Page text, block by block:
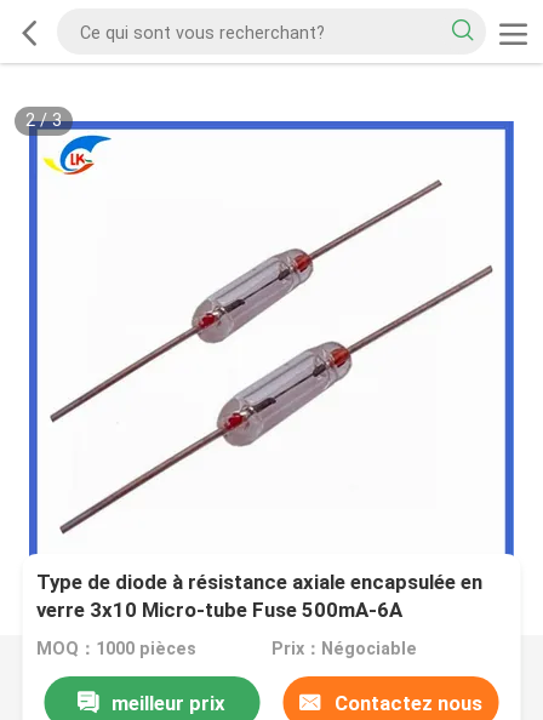
2/3
Type de diode à résistance axiale encapsulée en
verre 3x10 Micro-tube Fuse 500mA-6A
MOQ：1000 pièces Prix：Négociable
meilleur prix Contactez nous